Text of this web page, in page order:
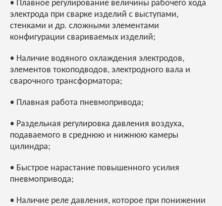
• Плавное регулирование величины рабочего хода
электрода при сварке изделий с выступами,
стенками и др. сложными элементами
конфигурации свариваемых изделий;
• Наличие водяного охлаждения электродов,
элементов токоподводов, электродного вала и
сварочного трансформатора;
• Плавная работа пневмопривода;
• Раздельная регулировка давления воздуха,
подаваемого в среднюю и нижнюю камеры
цилиндра;
• Быстрое нарастание повышенного усилия
пневмопривода;
• Наличие реле давления, которое при понижении